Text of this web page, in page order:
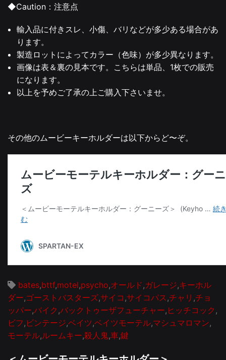
◆Caution：注意点
輸入品に付きスレ、小傷、バリなどが多少ある場合があ
ります。
製造ロットによってカラー（色味）が多少異なります。
画像は表＆裏の見本です。こちらは単品、1枚での販売
になります。
以上を予めご了承の上ご購入下さいませ。
その他のムービーキーホルダーは以下からど〜ぞ。
bates,bttf,motel,psycho,オールド ,ガレージ,キーホル
ダー,ゴーストバスターズ,サイコ ,サイコパス ,チャリ ,チョ
ッパー,バイク ,バックトゥーザフューチャー, ヒッチコック ,
ビフ , ビンテージ,ベイツ,ベイツモーテル,マシュマロマン,
モーテル,ルームキー,殺人鬼,車,鍵